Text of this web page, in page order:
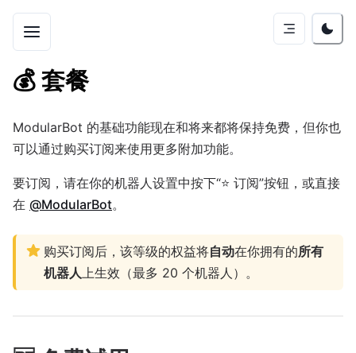
💰套餐
ModularBot 的基础功能现在和将来都将保持免费，但你也
可以通过购买订阅来使用更多附加功能。
要订阅，请在你的机器人设置中按下“⭐️ 订阅”按钮，或直接
在 @ModularBot。
购买订阅后，该等级的权益将自动在你拥有的所有
机器人上生效（最多 20 个机器人）。